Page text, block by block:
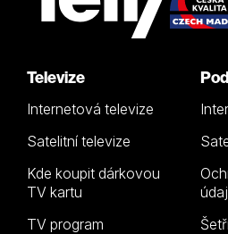
Televize
Internetová televize
Satelitní televize
Kde koupit dárkovou
TV kartu
TV program